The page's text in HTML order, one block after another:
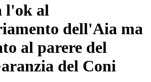
l'ok al
dell'Aia ma
al parere del
del Coni